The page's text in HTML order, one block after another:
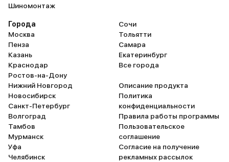
Шиномонтаж
Города
Москва
Пенза
Казань
Краснодар
Ростов-на-Дону
Нижний Новгород
Новосибирск
Санкт-Петербург
Волгоград
Тамбов
Мурманск
Уфа
Челябинск
Сочи
Тольятти
Самара
Екатеринбург
Все города
Описание продукта
Политика
конфиденциальности
Правила работы программы
Пользовательское
соглашение
Согласие на получение
рекламных рассылок